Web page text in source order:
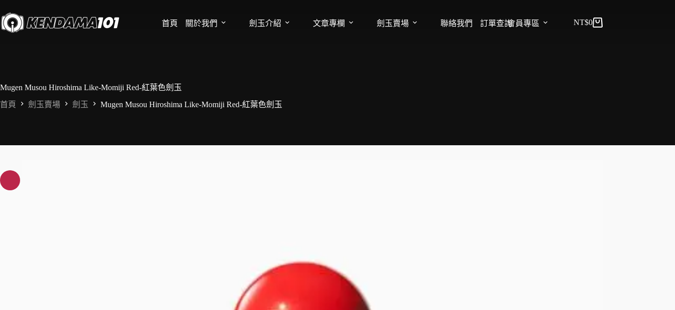
首頁 關於我們 劍玉介紹 文章專欄 劍玉賣場 聯絡我們 訂單查詢會員專區 NT$0
Mugen Musou Hiroshima Like-Momiji Red-紅葉色劍玉
首頁
劍玉賣場 劍玉 Mugen Musou Hiroshima Like-Momiji Red-紅葉色劍玉